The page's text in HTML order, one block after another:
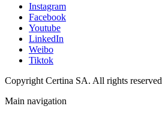
Instagram
Facebook
Youtube
LinkedIn
Weibo
Tiktok
Copyright Certina SA. All rights reserved
Main navigation